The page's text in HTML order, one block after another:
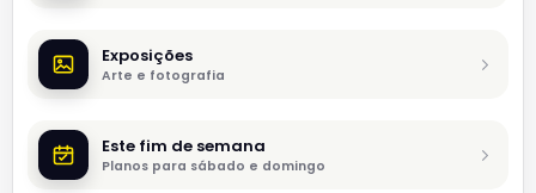
Exposições
Arte e fotografia
Este fim de semana
Planos para sábado e domingo